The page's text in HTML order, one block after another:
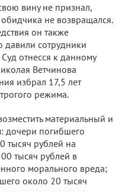
вину не признал,
не возвращался.
он также
давили сотрудники
отнесся к данному
Ветчинова
избрал 17,5 лет
режима.
материальный и
дочери погибшего
тысяч рублей на
тысяч рублей в
морального вреда;
около 20 тысяч